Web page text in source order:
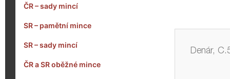
ČR – sady mincí
SR – pamětní mince
SR – sady mincí
ČR a SR oběžné mince
Denár,